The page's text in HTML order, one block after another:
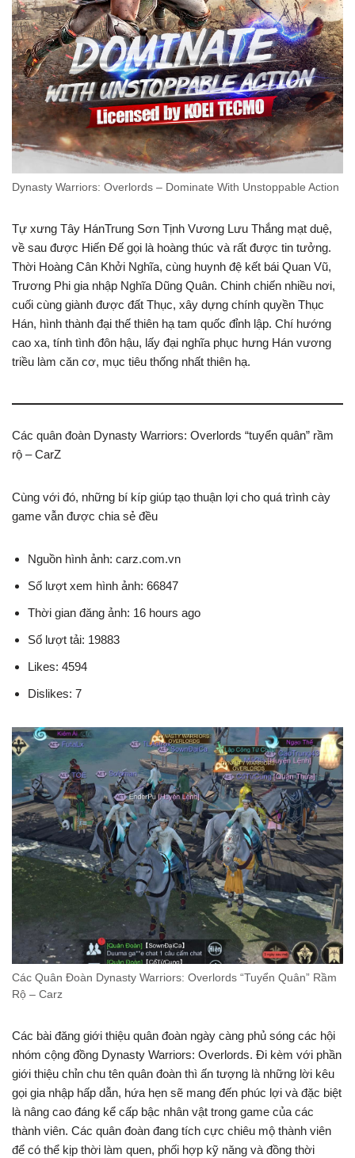
Dynasty Warriors: Overlords – Dominate With Unstoppable Action
Tự xưng Tây HánTrung Sơn Tịnh Vương Lưu Thắng mạt duệ,
về sau được Hiến Đế gọi là hoàng thúc và rất được tin tưởng.
Thời Hoàng Cân Khởi Nghĩa, cùng huynh đệ kết bái Quan Vũ,
Trương Phi gia nhập Nghĩa Dũng Quân. Chinh chiến nhiều nơi,
cuối cùng giành được đất Thục, xây dựng chính quyền Thục
Hán, hình thành đại thế thiên hạ tam quốc đỉnh lập. Chí hướng
cao xa, tính tình đôn hậu, lấy đại nghĩa phục hưng Hán vương
triều làm căn cơ, mục tiêu thống nhất thiên hạ.
Các quân đoàn Dynasty Warriors: Overlords “tuyển quân” rầm
rộ – CarZ
Cùng với đó, những bí kíp giúp tạo thuận lợi cho quá trình cày
game vẫn được chia sẻ đều
Nguồn hình ảnh: carz.com.vn
Số lượt xem hình ảnh: 66847
Thời gian đăng ảnh: 16 hours ago
Số lượt tải: 19883
Likes: 4594
Dislikes: 7
Các Quân Đoàn Dynasty Warriors: Overlords “Tuyển Quân” Rầm
Rộ – Carz
Các bài đăng giới thiệu quân đoàn ngày càng phủ sóng các hội
nhóm cộng đồng Dynasty Warriors: Overlords. Đi kèm với phần
giới thiệu chỉn chu tên quân đoàn thì ấn tượng là những lời kêu
gọi gia nhập hấp dẫn, hứa hẹn sẽ mang đến phúc lợi và đặc biệt
là nâng cao đáng kể cấp bậc nhân vật trong game của các
thành viên. Các quân đoàn đang tích cực chiêu mộ thành viên
để có thể kịp thời làm quen, phối hợp kỹ năng và đồng thời